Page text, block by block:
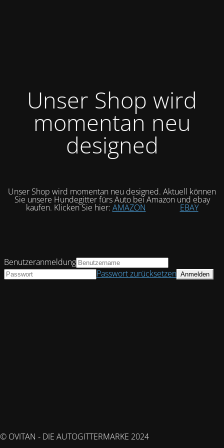
Unser Shop wird
momentan neu
designed
Unser Shop wird momentan neu designed. Aktuell können
Sie unsere Hundegitter fürs Auto bei Amazon und ebay
kaufen. Klicken Sie hier: AMAZON EBAY
© OVITAN - DIE AUTOGITTERMARKE 2024
Benutzeranmeldung
Passwort zurücksetzen